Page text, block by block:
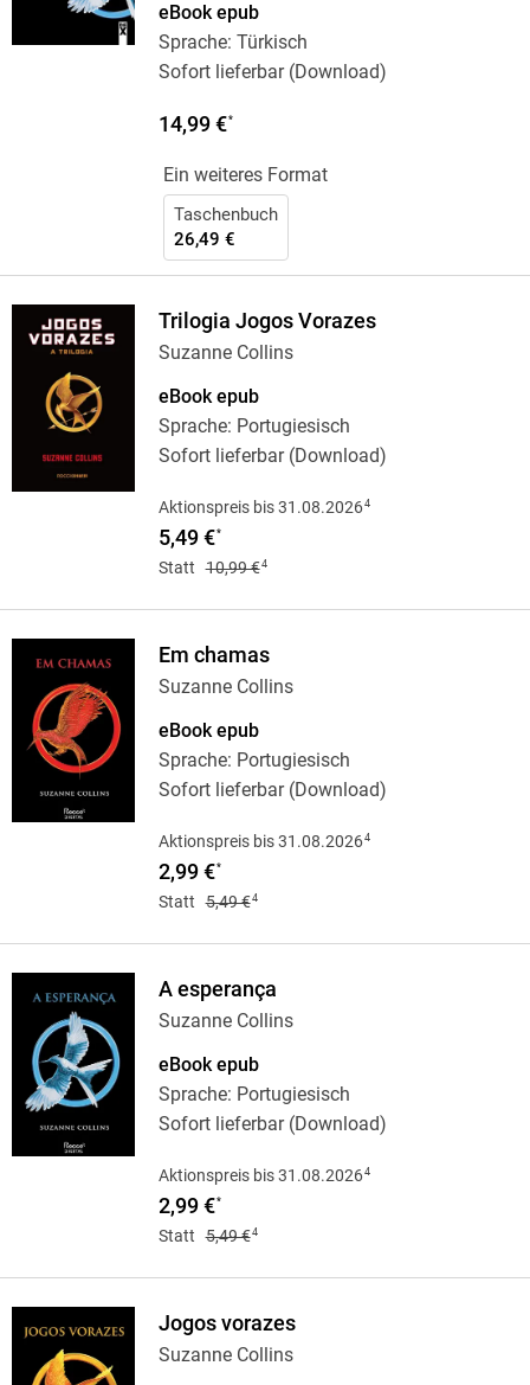
eBook epub
Sprache: Türkisch
Sofort lieferbar (Download)
14,99 €*
Ein weiteres Format
Taschenbuch
26,49 €
Trilogia Jogos Vorazes
Suzanne Collins
eBook epub
Sprache: Portugiesisch
Sofort lieferbar (Download)
Aktionspreis bis 31.08.20264
5,49 €*
Statt 10,99 €4
Em chamas
Suzanne Collins
eBook epub
Sprache: Portugiesisch
Sofort lieferbar (Download)
Aktionspreis bis 31.08.20264
2,99 €*
Statt 5,49 €4
A esperança
Suzanne Collins
eBook epub
Sprache: Portugiesisch
Sofort lieferbar (Download)
Aktionspreis bis 31.08.20264
2,99 €*
Statt 5,49 €4
Jogos vorazes
Suzanne Collins